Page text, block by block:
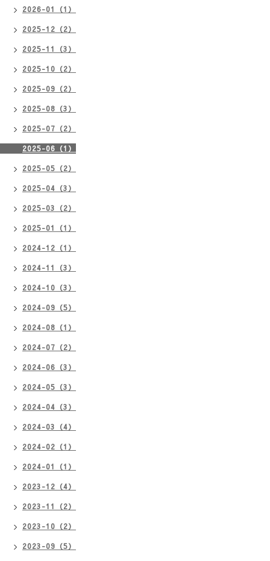
2026-01（1）
2025-12（2）
2025-11（3）
2025-10（2）
2025-09（2）
2025-08（3）
2025-07（2）
2025-06（1）
2025-05（2）
2025-04（3）
2025-03（2）
2025-01（1）
2024-12（1）
2024-11（3）
2024-10（3）
2024-09（5）
2024-08（1）
2024-07（2）
2024-06（3）
2024-05（3）
2024-04（3）
2024-03（4）
2024-02（1）
2024-01（1）
2023-12（4）
2023-11（2）
2023-10（2）
2023-09（5）